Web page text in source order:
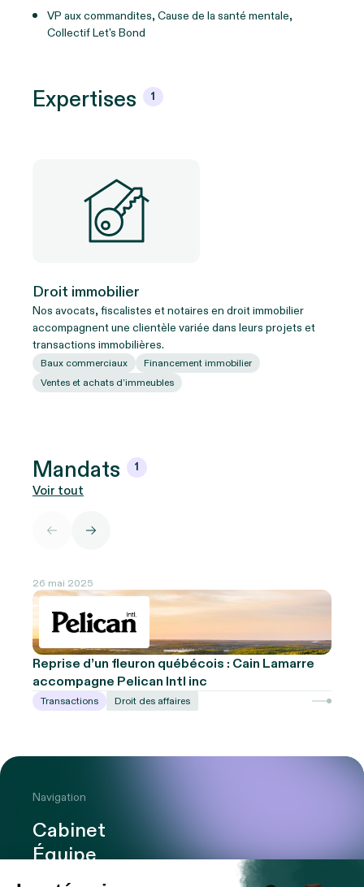
VP aux commandites, Cause de la santé mentale,
Collectif Let's Bond
Expertises 1
Droit immobilier
Nos avocats, fiscalistes et notaires en droit immobilier
accompagnent une clientèle variée dans leurs projets et
transactions immobilières.
Baux commerciaux
Financement immobilier
Ventes et achats d’immeubles
Mandats 1
Voir tout
26 mai 2025
Reprise d’un fleuron québécois : Cain Lamarre
accompagne Pelican Intl inc
Transactions Droit des affaires
Navigation
Cabinet
Équipe
Expertises